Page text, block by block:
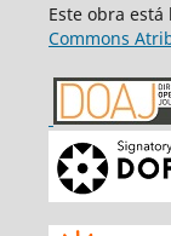
Este obra
Commons